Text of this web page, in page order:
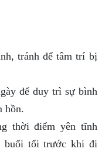
tránh để tâm trí bị
để duy trì sự bình
hồn.
thời điểm yên tĩnh
buổi tối trước khi đi